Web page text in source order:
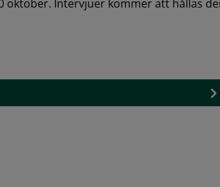
oktober. Intervjuer kommer att hållas